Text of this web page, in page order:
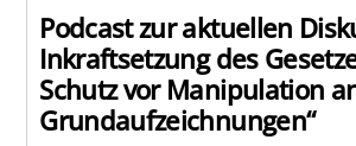
Podcast zur aktuellen
Inkraftsetzung des
Schutz vor Manipulation
Grundaufzeichnungen“